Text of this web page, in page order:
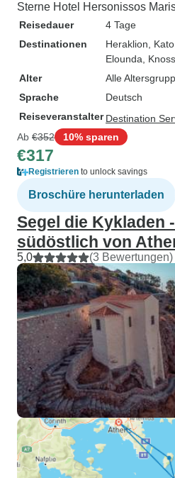
Sterne Hotel Hersonissos
Reisedauer
4 Tage
Destinationen
Heraklion ,
Elounda ,
Alter
Alle
Sprache
Deutsch
Reiseveranstalter Destination
Ab €352 10% sparen
€317
Registrieren to unlock savings
Broschüre herunterladen
Segel die Kykladen
südöstlich von
5,0 (3 Bewertungen)